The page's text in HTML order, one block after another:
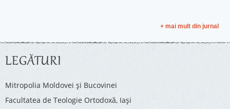
+ mai mult din jurnal
LEGĂTURI
Mitropolia Moldovei și Bucovinei
Facultatea de Teologie Ortodoxă, Iaşi